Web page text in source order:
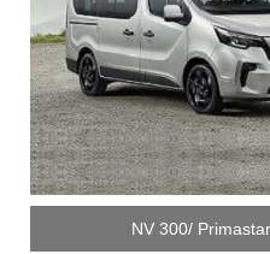
NV 300/ Primastar